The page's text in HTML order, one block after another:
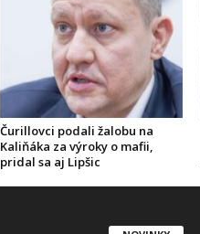
Čurillovci podali žalobu na
Kaliňáka za výroky o mafii,
pridal sa aj Lipšic